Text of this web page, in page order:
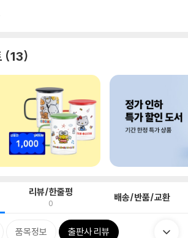
13
리뷰/한줄평
0 배송/반품/교환
품목정보 출판사 리뷰